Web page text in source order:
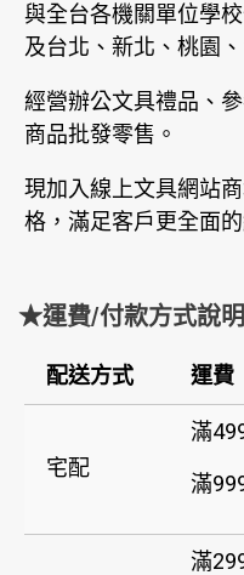
與全台各機關單位學
及台北、新北、桃園
經營辦公文具禮品、
商品批發零售。
現加入線上文具網站
格，滿足客戶更全面
★運費/付款方式說
配送方式 運費
宅配
滿
滿
滿